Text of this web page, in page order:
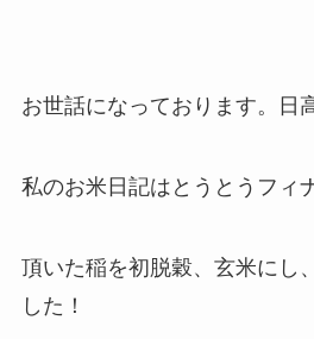
お世話になっております。日
私のお米日記はとうとうフィ
頂いた稲を初脱穀、玄米にし
した！